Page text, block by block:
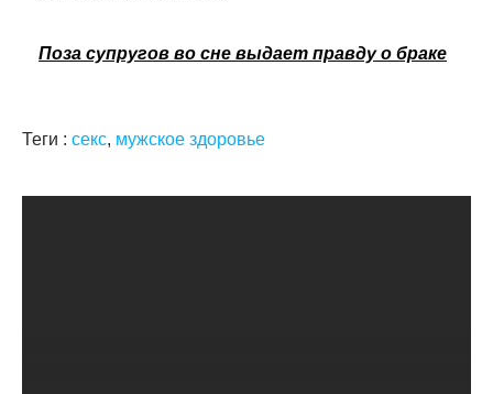
Поза супругов во сне выдает правду о браке
Теги : секс, мужское здоровье